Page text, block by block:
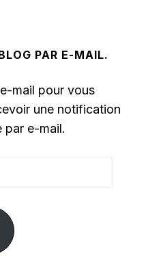
PAR E-MAIL.
mail pour vous
une notification
par e-mail.